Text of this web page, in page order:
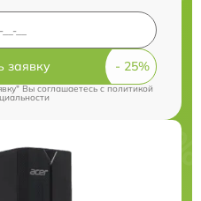
заявку
Вы соглашаетесь cполитикой